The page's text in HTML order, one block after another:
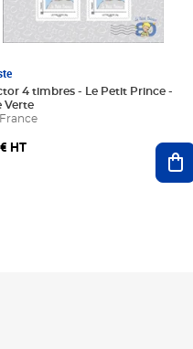
4 timbres - Le Petit Prince -
Verte
HT